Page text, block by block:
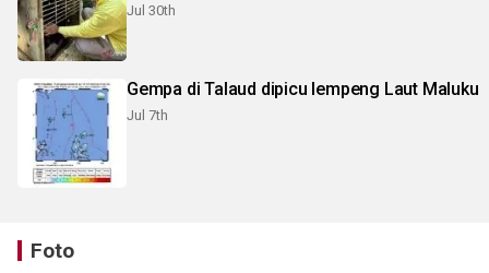
Jul 30th
Gempa di Talaud dipicu lempeng Laut Maluku
Jul 7th
Foto